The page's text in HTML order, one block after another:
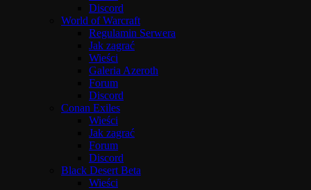
Discord
World of Warcraft
Regulamin Serwera
Jak zagrać
Wieści
Galeria Azeroth
Forum
Discord
Conan Exiles
Wieści
Jak zagrać
Forum
Discord
Black Desert Beta
Wieści